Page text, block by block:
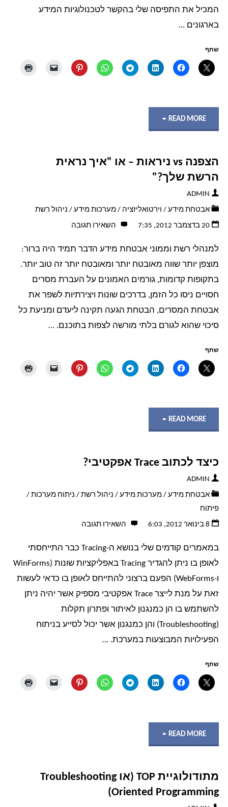
המכיל את התפיסה שלי בהקשר לטכנולוגיות המידע
בארגונים …
שתף
READ MORE "ה"אני
הטכנולוגי
–
העולם
שלי"
הצפנה vs ניראות – או "איך נראית
הרשת שלך?"
ADMIN
אבטחת מידע / וירטואליזציה / מערכות מידע / ניהול רשת
20 בדצמבר 2012, 7:35
השאירו תגובה
למנהלי רשת וממוני אבטחת מידע הדבר תמיד היה ברור:
מוצפן יותר שווה מאובטח יותר ומאובטח יותר זה טוב יותר.
בתקופות קדומות, גורמים האמונים על העברת מסרים
חסויים ניסו כל הזמן, בדרכים שונות ויצירתיות לשפר את
אבטחת המסרים, הבטחת הגעה תקינה ליעדם ומניעת כל
סיכוי שהוא לגורם בלתי מורשה לצפות בתוכנם. …
שתף
READ MORE "הצפנה
ניראות
–
נראית
שלך?""
כיצד לכתוב Trace אפקטיבי?
ADMIN
אבטחת מידע / מערכות מידע / ניהול רשת / ניתוח מערכות /
פיתוח
8 בינואר 2012, 6:03
השאירו תגובה
במאמרים קודמים שלי בנושא ה-Tracing כבר התייחסתי
לאופן בו ניתן להגדיר Tracing באפליקציות שונות (WinForms
ו-WebForms) הפעם ברצוני להתייחס לאופן בו כדאי לעשות
זאת על מנת לייצר Trace אפקטיבי מספיק אשר יהיה ניתן
להשתמש בו הן כמנגנון לאיתור ופתרון תקלות
(Troubleshooting) והן כמנגנון אשר יכול לסייע בניתוח
הפעילויות המבוצעות במערכת. …
שתף
READ MORE "כיצד
Trace
מתודולוגיית TOP (או Troubleshooting
Oriented Programming)